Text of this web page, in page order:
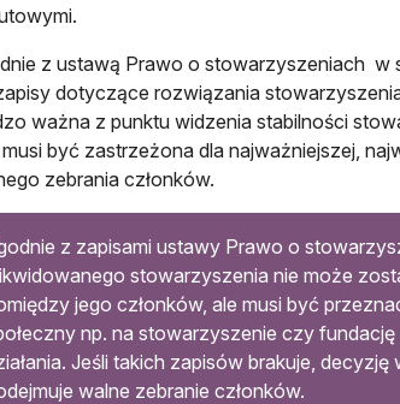
z ustawą Prawo o stowarzyszeniach w
dotyczące rozwiązania
ważna z punktu widzenia stabilności
być zastrzeżona dla najważniejszej,
zebrania członków.
z zapisami ustawy Prawo o
stowarzyszenia nie może
jego członków, ale musi być
np. na stowarzyszenie czy
Jeśli takich zapisów brakuje,
walne zebranie członków.